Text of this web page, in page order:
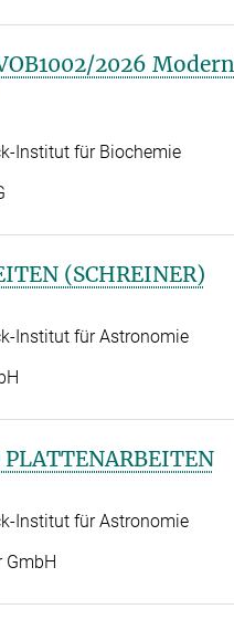
2026
Institut für Biochemie
(SCHREINER)
Institut für Astronomie
Institut für Astronomie
GmbH